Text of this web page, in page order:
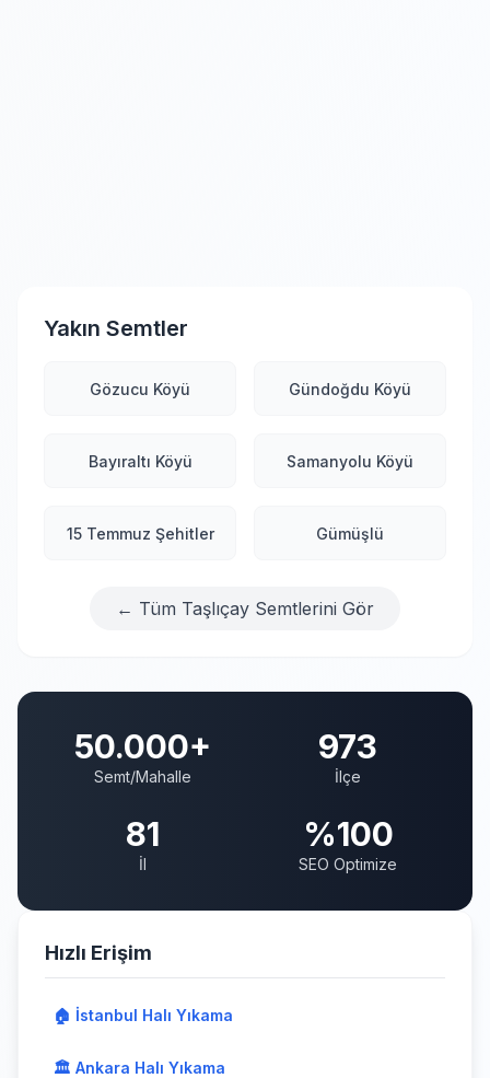
Yakın Semtler
Gözucu Köyü Gündoğdu Köyü
Bayıraltı Köyü Samanyolu Köyü
15 Temmuz Şehitler Gümüşlü
← Tüm Taşlıçay Semtlerini Gör
50.000+
Semt/Mahalle
973
İlçe
81
İl
%100
SEO Optimize
Hızlı Erişim
🏠 İstanbul Halı Yıkama
🏛️ Ankara Halı Yıkama